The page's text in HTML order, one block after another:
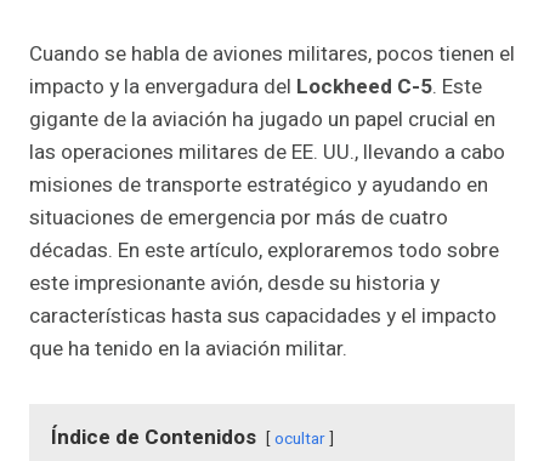
Cuando se habla de aviones militares, pocos tienen el
impacto y la envergadura del Lockheed C-5. Este
gigante de la aviación ha jugado un papel crucial en
las operaciones militares de EE. UU., llevando a cabo
misiones de transporte estratégico y ayudando en
situaciones de emergencia por más de cuatro
décadas. En este artículo, exploraremos todo sobre
este impresionante avión, desde su historia y
características hasta sus capacidades y el impacto
que ha tenido en la aviación militar.
Índice de Contenidos ocultar